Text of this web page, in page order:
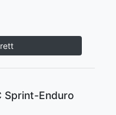
Sprint-Enduro